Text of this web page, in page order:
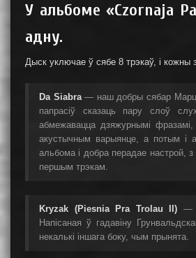
У альбоме «Czornaja
адну.
Дыск уключае ў сябе 8 трэкаў, і кожны
Da Siabra— наш добры сябар
папрасіў сказаць пару слоў
абмежавацца дзяжурнымі
акустычным варыянце, а потым і
альбома і добра перадае настрой,
першым трэкам.
Kryzak (Piesnia Pra Trolau II) —
Напісаная ў гадавіну
некалькі іншага боку, чым прынята.